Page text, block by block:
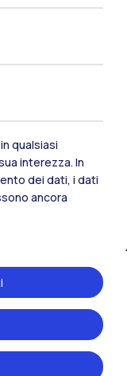
qualsiasi
interezza. In
dei dati, i dati
ancora